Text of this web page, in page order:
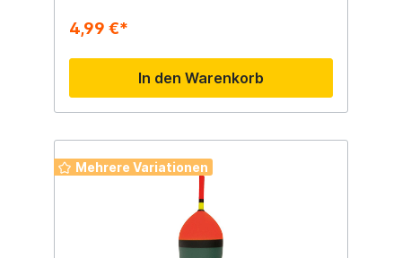
4,99 €*
In den Warenkorb
Mehrere Variationen